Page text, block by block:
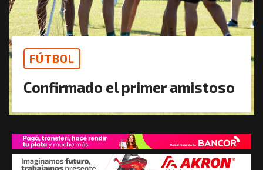
FÚTBOL
Confirmado el primer amistoso